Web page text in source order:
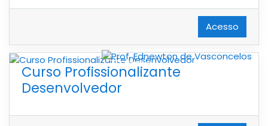
Acesso
Curso Profissionalizante
Desenvolvedor